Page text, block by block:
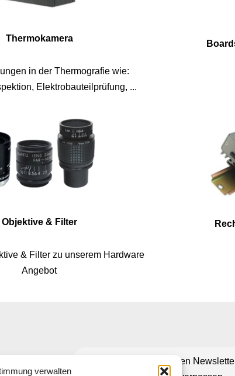
verwalten
Thermokamera
in der Thermografie wie:
Elektrobauteilprüfung, ...
Objektive & Filter
& Filter zu unserem Hardware
Angebot
Abonnieren Sie unseren